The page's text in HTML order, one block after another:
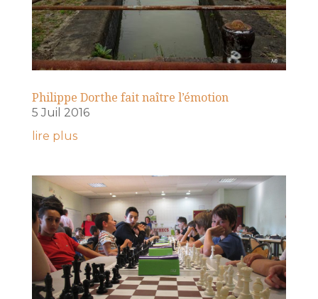
Philippe Dorthe fait naître l’émotion
5 Juil 2016
lire plus